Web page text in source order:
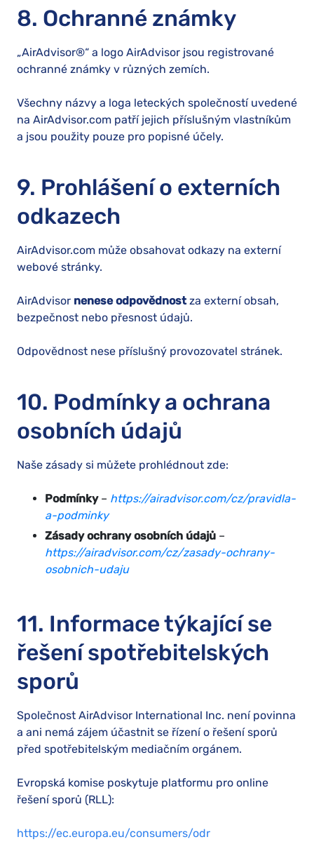
8. Ochranné známky
„AirAdvisor®“ a logo AirAdvisor jsou registrované
ochranné známky v různých zemích.
Všechny názvy a loga leteckých společností uvedené
na AirAdvisor.com patří jejich příslušným vlastníkům
a jsou použity pouze pro popisné účely.
9. Prohlášení o externích
odkazech
AirAdvisor.com může obsahovat odkazy na externí
webové stránky.
AirAdvisor nenese odpovědnostza externí obsah,
bezpečnost nebo přesnost údajů.
Odpovědnost nese příslušný provozovatel stránek.
10. Podmínky a ochrana
osobních údajů
Naše zásady si můžete prohlédnout zde:
Podmínky– https://airadvisor.com/cz/pravidla-
a-podminky
Zásady ochrany osobních údajů –
https://airadvisor.com/cz/zasady-ochrany-
osobnich-udaju
11. Informace týkající se
řešení spotřebitelských
sporů
Společnost AirAdvisor International Inc. není povinna
a ani nemá zájem účastnit se řízení o řešení sporů
před spotřebitelským mediačním orgánem.
Evropská komise poskytuje platformu pro online
řešení sporů (RLL):
https://ec.europa.eu/consumers/odr